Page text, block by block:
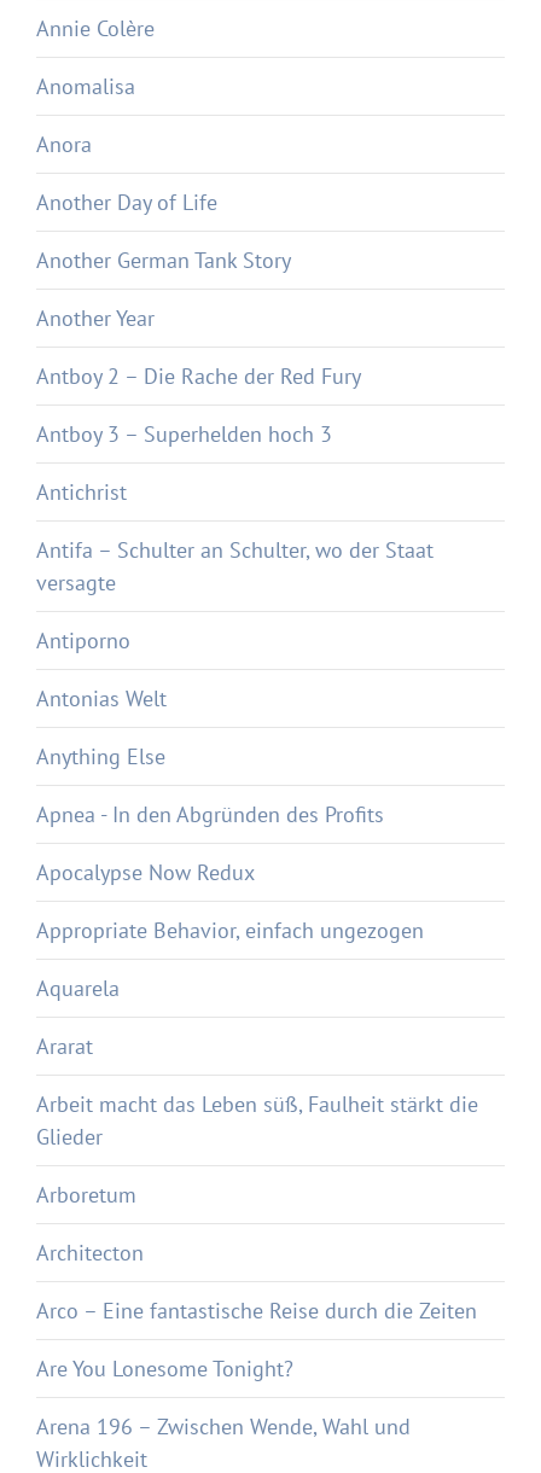
Annie Colère
Anomalisa
Anora
Another Day of Life
Another German Tank Story
Another Year
Antboy 2 – Die Rache der Red Fury
Antboy 3 – Superhelden hoch 3
Antichrist
Antifa – Schulter an Schulter, wo der Staat
versagte
Antiporno
Antonias Welt
Anything Else
Apnea - In den Abgründen des Profits
Apocalypse Now Redux
Appropriate Behavior, einfach ungezogen
Aquarela
Ararat
Arbeit macht das Leben süß, Faulheit stärkt die
Glieder
Arboretum
Architecton
Arco – Eine fantastische Reise durch die Zeiten
Are You Lonesome Tonight?
Arena 196 – Zwischen Wende, Wahl und
Wirklichkeit